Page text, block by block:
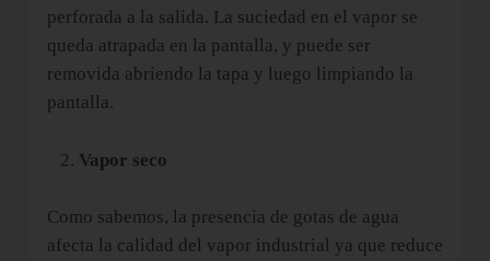
perforada a la salida. La suciedad en el vapor se
queda atrapada en la pantalla, y puede ser
removida abriendo la tapa y luego limpiando la
pantalla.
Vapor seco
Como sabemos, la presencia de gotas de agua
afecta la calidad del vapor industrial ya que reduce